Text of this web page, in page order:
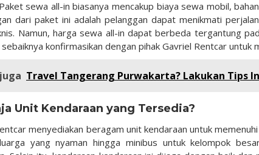
sewa all-in biasanya mencakup biaya sewa mobil,
dari paket ini adalah pelanggan dapat menikmati
Namun, harga sewa all-in dapat berbeda tergantung
konfirmasikan dengan pihak Gavriel Rentcar untuk
Travel Tangerang Purwakarta? Lakukan Tips
Unit Kendaraan yang Tersedia?
menyediakan beragam unit kendaraan untuk
yang nyaman hingga minibus untuk kelompok